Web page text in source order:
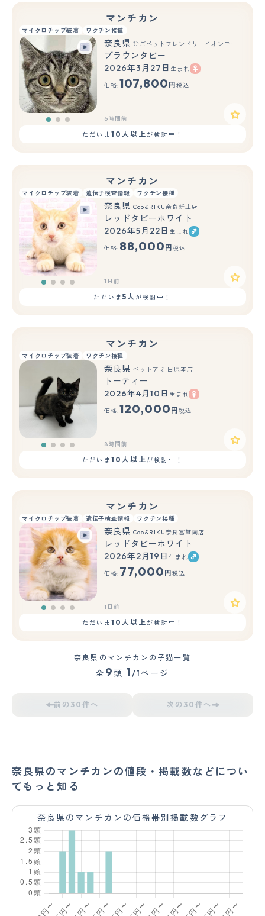
マンチカン
マイクロチップ装着 ワクチン接種
もっと見る
奈良県 ひごペットフレンドリーイオンモール橿原ウエスト・ビレッジ店
ブラウンタビー
2026年3月27日 生まれ
価格:107,800 円 税込
6時間前
ただいま 10人以上が検討中！
マンチカン
マイクロチップ装着 遺伝子検査情報 ワクチン接種
奈良県 Coo&RIKU奈良新庄店
レッドタビーホワイト
2026年5月22日 生まれ
価格: 88,000 円 税込
1日前
ただいま 5人が検討中！
マンチカン
マイクロチップ装着 ワクチン接種
奈良県 ペットアミ 田原本店
トーティー
2026年4月10日 生まれ
価格:120,000 円 税込
8時間前
ただいま 10人以上が検討中！
マンチカン
マイクロチップ装着 遺伝子検査情報 ワクチン接種
奈良県 Coo&RIKU奈良富雄南店
レッドタビーホワイト
2026年2月19日 生まれ
価格: 77,000 円 税込
1日前
ただいま 10人以上が検討中！
奈良県のマンチカンの子猫一覧
全 9 頭 1/1ページ
前の30件へ 次の30件へ
奈良県のマンチカンの値段・掲載数などについ
てもっと知る
奈良県のマンチカンの価格帯別掲載数グラフ